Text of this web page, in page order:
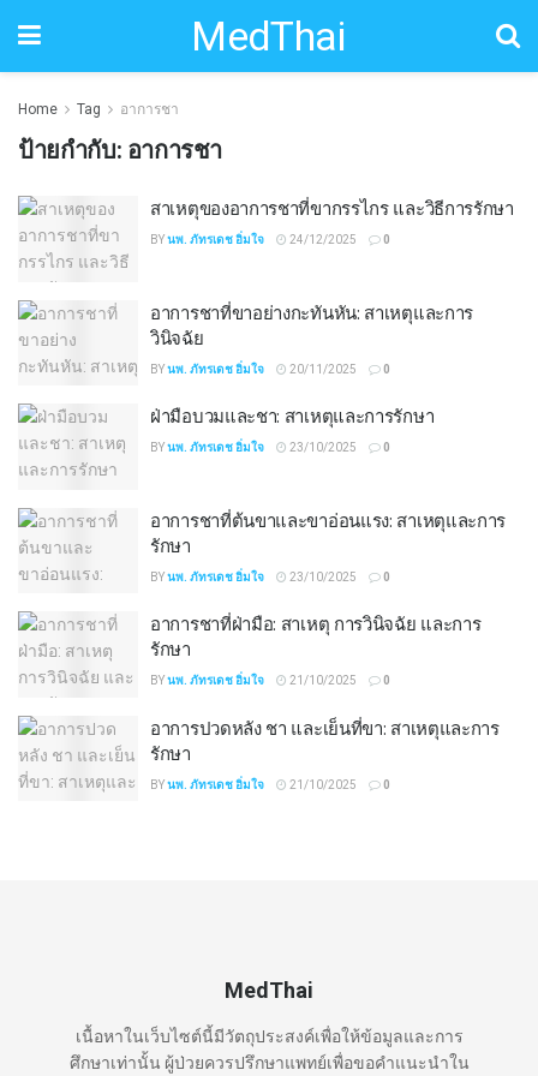
MedThai
Home Tag อาการชา
ป้ายกำกับ: อาการชา
สาเหตุของอาการชาที่ขากรรไกร และวิธีการรักษา
BYนพ. ภัทรเดช อิ่มใจ 24/12/2025 0
อาการชาที่ขาอย่างกะทันหัน: สาเหตุและการ
วินิจฉัย
BYนพ. ภัทรเดช อิ่มใจ 20/11/2025 0
ฝ่ามือบวมและชา: สาเหตุและการรักษา
BYนพ. ภัทรเดช อิ่มใจ 23/10/2025 0
อาการชาที่ต้นขาและขาอ่อนแรง: สาเหตุและการ
รักษา
BYนพ. ภัทรเดช อิ่มใจ 23/10/2025 0
อาการชาที่ฝ่ามือ: สาเหตุ การวินิจฉัย และการ
รักษา
BYนพ. ภัทรเดช อิ่มใจ 21/10/2025 0
อาการปวดหลัง ชา และเย็นที่ขา: สาเหตุและการ
รักษา
BYนพ. ภัทรเดช อิ่มใจ 21/10/2025 0
MedThai
เนื้อหาในเว็บไซต์นี้มีวัตถุประสงค์เพื่อให้ข้อมูลและการ
ศึกษาเท่านั้น ผู้ป่วยควรปรึกษาแพทย์เพื่อขอคำแนะนำใน